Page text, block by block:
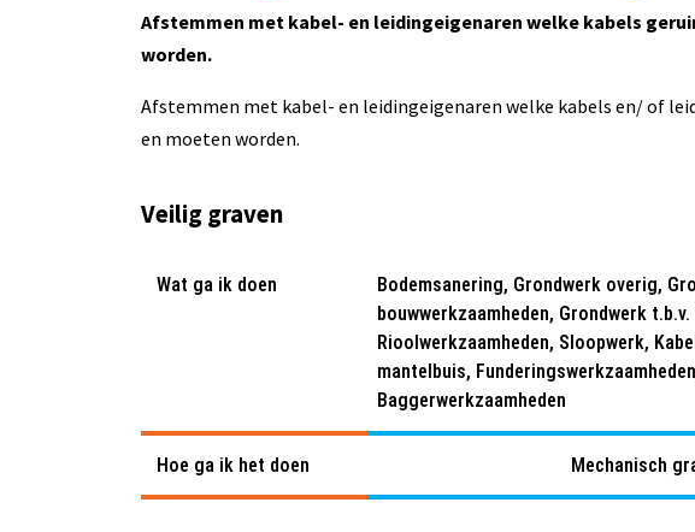
Afstemmen met kabel- en leidingeigenaren welke kabels
worden.
Afstemmen met kabel- en leidingeigenaren welke kabels en/ of
en moeten worden.
Veilig graven
Wat ga ik doen
Bodemsanering, Grondwerk overig,
bouwwerkzaamheden, Grondwerk t.b.v.
Rioolwerkzaamheden, Sloopwerk,
mantelbuis,
Baggerwerkzaamheden
Hoe ga ik het doen Mechanisch